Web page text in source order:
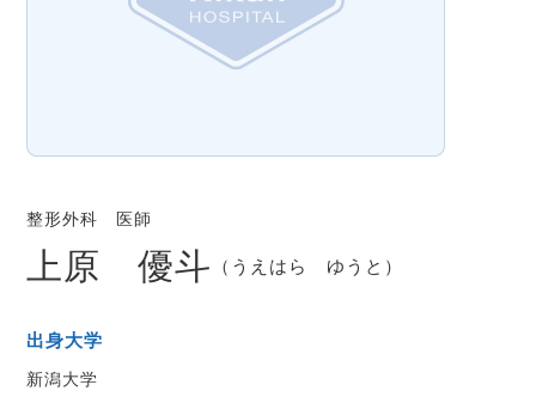
整形外科 医師
上原 優斗 （うえはら ゆうと）
出身大学
新潟大学